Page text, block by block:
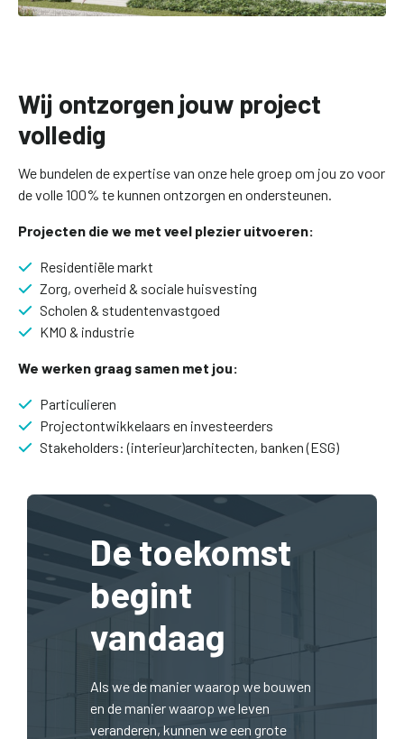
Wij ontzorgen jouw project
volledig
We bundelen de expertise van onze hele groep om jou zo voor
de volle 100% te kunnen ontzorgen en ondersteunen.
Projecten die we met veel plezier uitvoeren:
Residentiële markt
Zorg, overheid & sociale huisvesting
Scholen & studentenvastgoed
KMO & industrie
We werken graag samen met jou:
Particulieren
Projectontwikkelaars en investeerders
Stakeholders: (interieur)architecten, banken (ESG)
De toekomst
begint
vandaag
Als we de manier waarop we bouwen
en de manier waarop we leven
veranderen, kunnen we een grote